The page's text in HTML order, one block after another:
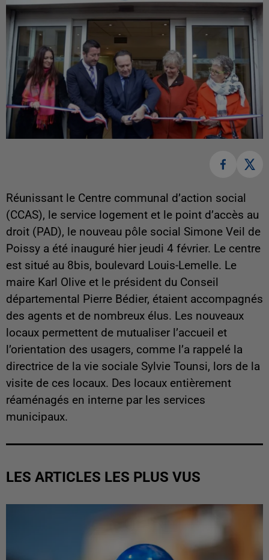
Réunissant le Centre communal d’action social
(CCAS), le service logement et le point d’accès au
droit (PAD), le nouveau pôle social Simone Veil de
Poissy a été inauguré hier jeudi 4 février. Le centre
est situé au 8bis, boulevard Louis-Lemelle. Le
maire Karl Olive et le président du Conseil
départemental Pierre Bédier, étaient accompagnés
des agents et de nombreux élus. Les nouveaux
locaux permettent de mutualiser l’accueil et
l’orientation des usagers, comme l’a rappelé la
directrice de la vie sociale Sylvie Tounsi, lors de la
visite de ces locaux. Des locaux entièrement
réaménagés en interne par les services
municipaux.
LES ARTICLES LES PLUS VUS